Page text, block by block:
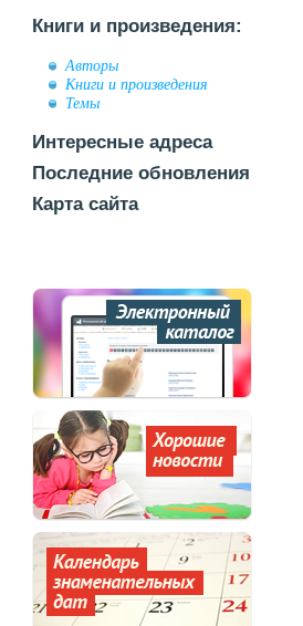
Книги и произведения:
Авторы
Книги и произведения
Темы
Интересные адреса
Последние обновления
Карта сайта